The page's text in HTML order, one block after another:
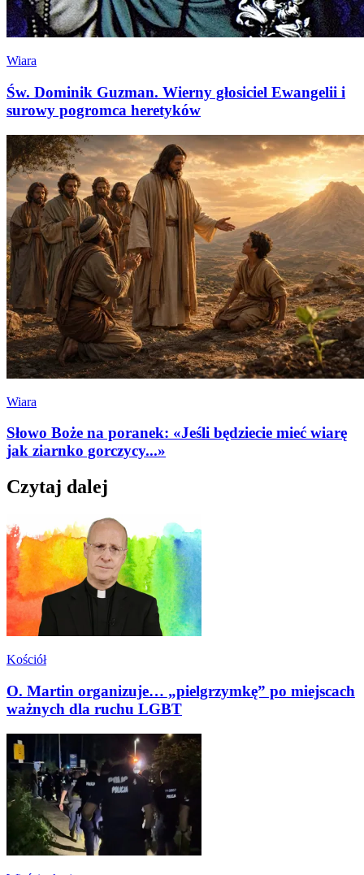
Wiara
Św. Dominik Guzman. Wierny głosiciel Ewangelii i
surowy pogromca heretyków
Wiara
Słowo Boże na poranek: «Jeśli będziecie mieć wiarę
jak ziarnko gorczycy...»
Czytaj dalej
Kościół
O. Martin organizuje… „pielgrzymkę” po miejscach
ważnych dla ruchu LGBT